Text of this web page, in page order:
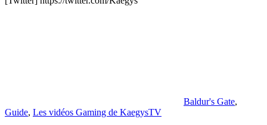
Baldur's Gate,
Guide, Les vidéos Gaming de KaegysTV